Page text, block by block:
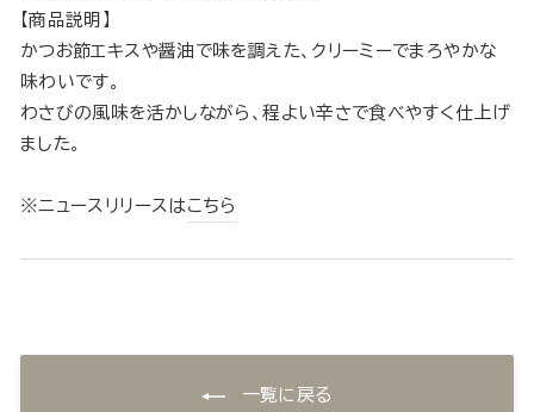
【商品説明】
かつお節エキスや醤油で味を調えた、クリーミーでまろやかな
味わいです。
わさびの風味を活かしながら、程よい辛さで食べやすく仕上げ
ました。
※ニュースリリースは こちら
一覧に戻る